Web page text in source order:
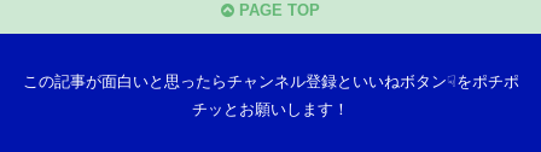
PAGE TOP
この記事が面白いと思ったらチャンネル登録といいねボタン☟をポチポ
チッとお願いします！